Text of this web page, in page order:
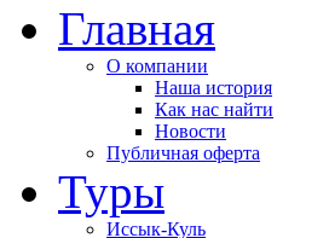
Главная
О компании
Наша история
Как нас найти
Новости
Публичная оферта
Туры
Иссык-Куль